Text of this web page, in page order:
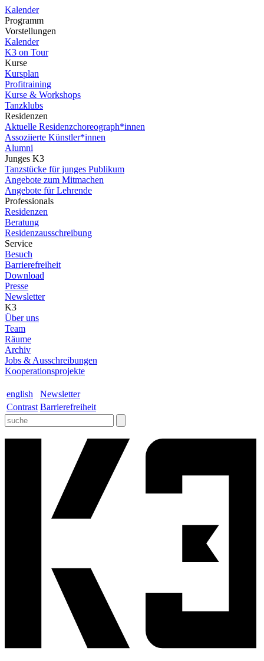
Kalender
Programm
Vorstellungen
Kalender
K3 on Tour
Kurse
Kursplan
Profitraining
Kurse & Workshops
Tanzklubs
Residenzen
Aktuelle Residenzchoreograph*innen
Assoziierte Künstler*innen
Alumni
Junges K3
Tanzstücke für junges Publikum
Angebote zum Mitmachen
Angebote für Lehrende
Professionals
Residenzen
Beratung
Residenzausschreibung
Service
Besuch
Barrierefreiheit
Download
Presse
Newsletter
K3
Über uns
Team
Räume
Archiv
Jobs & Ausschreibungen
Kooperationsprojekte
english
Newsletter
Contrast Barrierefreiheit